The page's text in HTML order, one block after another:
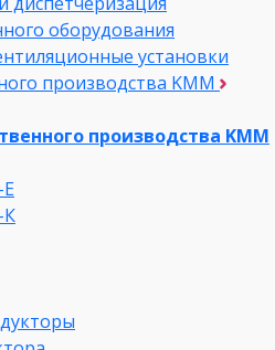
оборудования
установки
производства KMM
производства KMM